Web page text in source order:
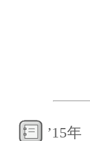
’15